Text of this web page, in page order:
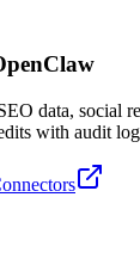
data, social
with audit